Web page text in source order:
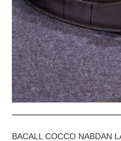
BACALL COCCO NABDAN